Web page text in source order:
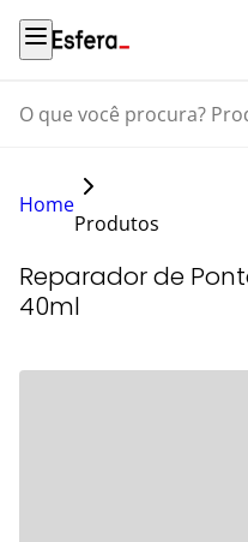
O que você procura?
Home
Produtos
Reparador de
40ml